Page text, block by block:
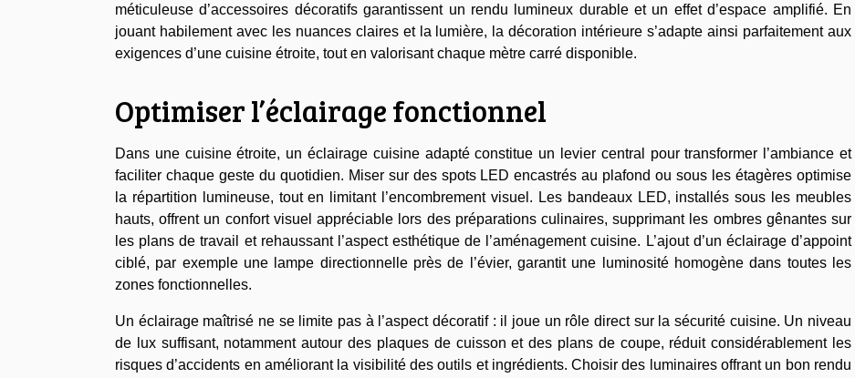
méticuleuse d’accessoires décoratifs garantissent un rendu lumineux durable et un effet d’espace amplifié. En
jouant habilement avec les nuances claires et la lumière, la décoration intérieure s’adapte ainsi parfaitement aux
exigences d’une cuisine étroite, tout en valorisant chaque mètre carré disponible.
Optimiser l’éclairage fonctionnel
Dans une cuisine étroite, un éclairage cuisine adapté constitue un levier central pour transformer l’ambiance et
faciliter chaque geste du quotidien. Miser sur des spots LED encastrés au plafond ou sous les étagères optimise
la répartition lumineuse, tout en limitant l’encombrement visuel. Les bandeaux LED, installés sous les meubles
hauts, offrent un confort visuel appréciable lors des préparations culinaires, supprimant les ombres gênantes sur
les plans de travail et rehaussant l’aspect esthétique de l’aménagement cuisine. L’ajout d’un éclairage d’appoint
ciblé, par exemple une lampe directionnelle près de l’évier, garantit une luminosité homogène dans toutes les
zones fonctionnelles.
Un éclairage maîtrisé ne se limite pas à l’aspect décoratif : il joue un rôle direct sur la sécurité cuisine. Un niveau
de lux suffisant, notamment autour des plaques de cuisson et des plans de coupe, réduit considérablement les
risques d’accidents en améliorant la visibilité des outils et ingrédients. Choisir des luminaires offrant un bon rendu